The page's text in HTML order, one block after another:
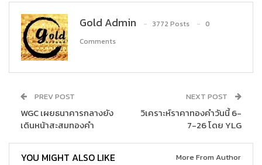
Gold Admin 3772 Posts
0
Comments
PREV POST
WGC เผยธนาคารกลางยัง
เดินหน้าสะสมทองคำ
NEXT POST
วิเคราะห์ราคาทองคำวันนี้ 6-
7-26 โดย YLG
YOU MIGHT ALSO LIKE More From Author